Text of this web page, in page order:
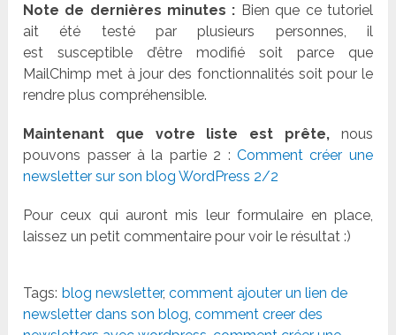
Note de dernières minutes : Bien que ce tutoriel
ait été testé par plusieurs personnes, il
est susceptible d’être modifié soit parce que
MailChimp met à jour des fonctionnalités soit pour le
rendre plus compréhensible.
Maintenant que votre liste est prête, nous
pouvons passer à la partie 2 :Comment créer une
newsletter sur son blog WordPress 2/2
Pour ceux qui auront mis leur formulaire en place,
laissez un petit commentaire pour voir le résultat :)
Tags: blog newsletter,comment ajouter un lien de
newsletter dans son blog,comment creer des